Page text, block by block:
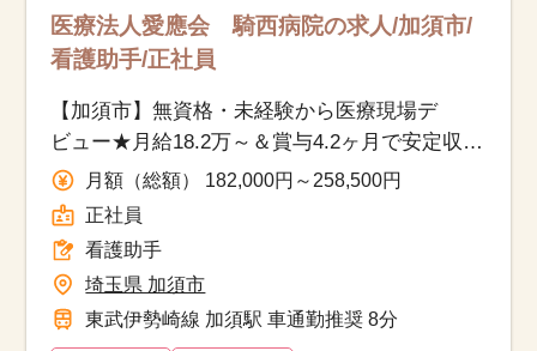
運営会社
医療法人愛應会 騎西病院の求人/加須市/
看護助手/正社員
【加須市】無資格・未経験から医療現場デ
ビュー★月給18.2万～＆賞与4.2ヶ月で安定収入
♪1食250円の食堂あり◎
月額（総額） 182,000円～258,500円
正社員
看護助手
埼玉県 加須市
東武伊勢崎線 加須駅 車通勤推奨 8分